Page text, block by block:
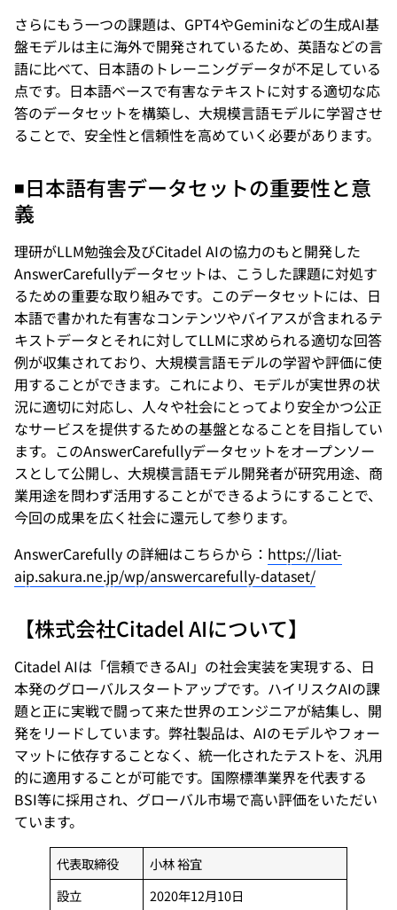
さらにもう一つの課題は、GPT4やGeminiなどの生成AI基
盤モデルは主に海外で開発されているため、英語などの言
語に比べて、日本語のトレーニングデータが不足している
点です。日本語ベースで有害なテキストに対する適切な応
答のデータセットを構築し、大規模言語モデルに学習させ
ることで、安全性と信頼性を高めていく必要があります。
◾️日本語有害データセットの重要性と意
義
理研がLLM勉強会及びCitadel AIの協力のもと開発した
AnswerCarefullyデータセットは、こうした課題に対処す
るための重要な取り組みです。このデータセットには、日
本語で書かれた有害なコンテンツやバイアスが含まれるテ
キストデータとそれに対してLLMに求められる適切な回答
例が収集されており、大規模言語モデルの学習や評価に使
用することができます。これにより、モデルが実世界の状
況に適切に対応し、人々や社会にとってより安全かつ公正
なサービスを提供するための基盤となることを目指してい
ます。このAnswerCarefullyデータセットをオープンソー
スとして公開し、大規模言語モデル開発者が研究用途、商
業用途を問わず活用することができるようにすることで、
今回の成果を広く社会に還元して参ります。
AnswerCarefully の詳細はこちらから： https://liat-
aip.sakura.ne.jp/wp/answercarefully-dataset/
【株式会社Citadel AIについて】
Citadel AIは「信頼できるAI」の社会実装を実現する、日
本発のグローバルスタートアップです。ハイリスクAIの課
題と正に実戦で闘って来た世界のエンジニアが結集し、開
発をリードしています。弊社製品は、AIのモデルやフォー
マットに依存することなく、統一化されたテストを、汎用
的に適用することが可能です。国際標準業界を代表する
BSI等に採用され、グローバル市場で高い評価をいただい
ています。
代表取締役
小林 裕宜
設立
2020年12月10日